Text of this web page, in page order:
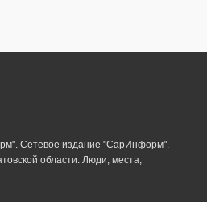
Сетевое издание "СарИнформ".
области. Люди, места,